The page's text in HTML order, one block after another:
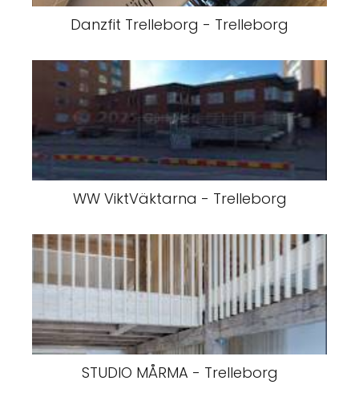
Danzfit Trelleborg - Trelleborg
WW ViktVäktarna - Trelleborg
STUDIO MÅRMA - Trelleborg